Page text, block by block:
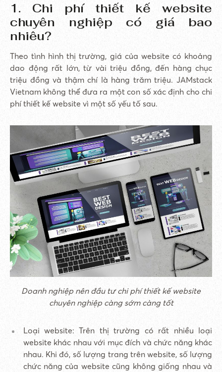
1. Chi phí thiết kế website
chuyên nghiệp có giá bao
nhiêu?
Theo tình hình thị trường, giá của website có khoảng
dao động rất lớn, từ vài triệu đồng, đến hàng chục
triệu đồng và thậm chí là hàng trăm triệu. JAMstack
Vietnam không thể đưa ra một con số xác định cho chi
phí thiết kế website vì một số yếu tố sau.
Doanh nghiệp nên đầu tư chi phí thiết kế website
chuyên nghiệp càng sớm càng tốt
Loại website: Trên thị trường có rất nhiều loại
website khác nhau với mục đích và chức năng khác
nhau. Khi đó, số lượng trang trên website, số lượng
chức năng của website cũng không giống nhau và